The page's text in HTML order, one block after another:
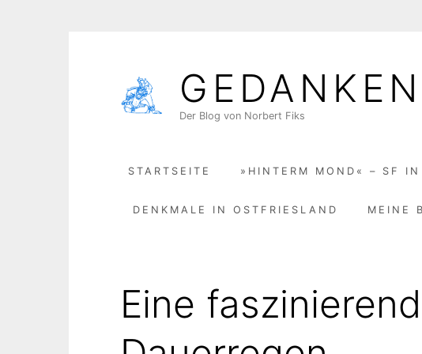
Der Blog von Norbert Fiks
STARTSEITE »HINTERM MOND« – SF
DENKMALE IN OSTFRIESLAND MEINE
Eine